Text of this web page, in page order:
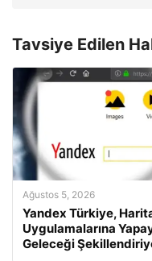
Tavsiye Edilen
Ağustos 5, 2026
Yandex Türkiye,
Uygulamalarına
Geleceği